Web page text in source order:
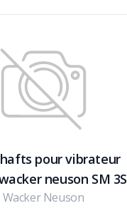
pour vibrateur
neuson SM 3S
Wacker Neuson